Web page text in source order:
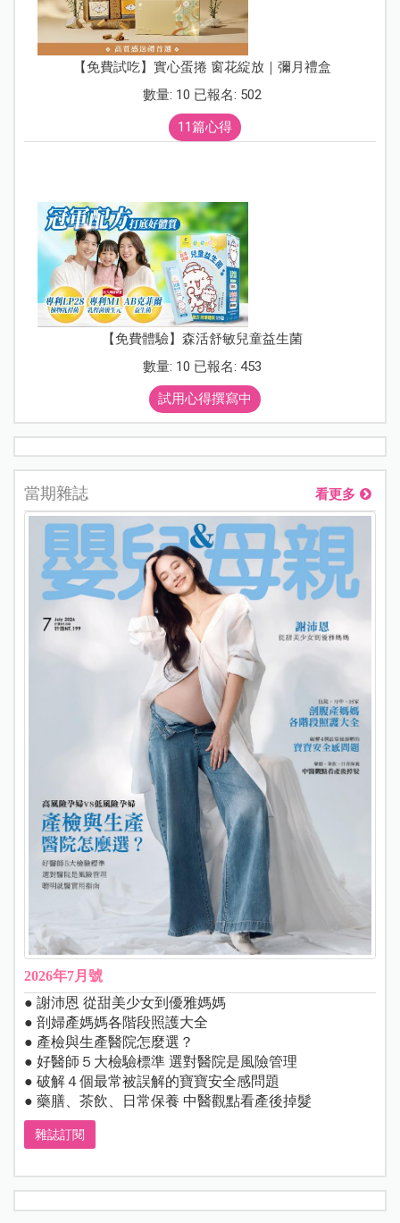
【免費試吃】實心蛋捲 窗花綻放｜彌月禮盒
數量: 10 已報名: 502
11篇心得
【免費體驗】森活舒敏兒童益生菌
數量: 10 已報名: 453
試用心得撰寫中
當期雜誌 看更多
2026年7月號
● 謝沛恩 從甜美少女到優雅媽媽
● 剖婦產媽媽各階段照護大全
● 產檢與生產醫院怎麼選？
● 好醫師５大檢驗標準 選對醫院是風險管理
● 破解４個最常被誤解的寶寶安全感問題
● 藥膳、茶飲、日常保養 中醫觀點看產後掉髮
雜誌訂閱